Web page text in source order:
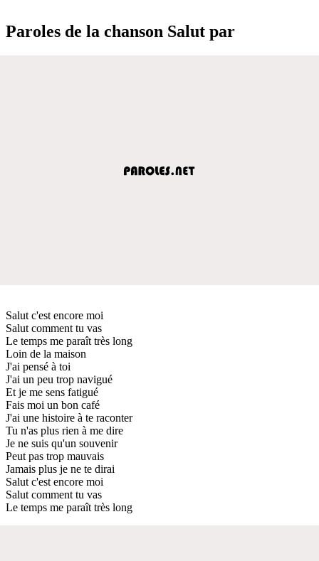
Paroles de la chanson Salut par
Salut c'est encore moi
Salut comment tu vas
Le temps me paraît très long
Loin de la maison
J'ai pensé à toi
J'ai un peu trop navigué
Et je me sens fatigué
Fais moi un bon café
J'ai une histoire à te raconter
Tu n'as plus rien à me dire
Je ne suis qu'un souvenir
Peut pas trop mauvais
Jamais plus je ne te dirai
Salut c'est encore moi
Salut comment tu vas
Le temps me paraît très long